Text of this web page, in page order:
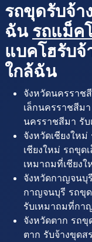
รถขุดรับจ้า
ฉัน รถแม็ค
แบคโฮรับจ้
ใกล้ฉัน
จังหวัดนครราช
เล็กนครราชสีม
นครราชสีมา รั
จังหวัดเชียงให
เชียงใหม่ รถขุด
เหมาถมที่เชียงใ
จังหวัดกาญจนบุ
กาญจนบุรี รถขุ
รับเหมาถมที่กา
จังหวัดตาก รถขุ
ตาก รับจ้างขุดส